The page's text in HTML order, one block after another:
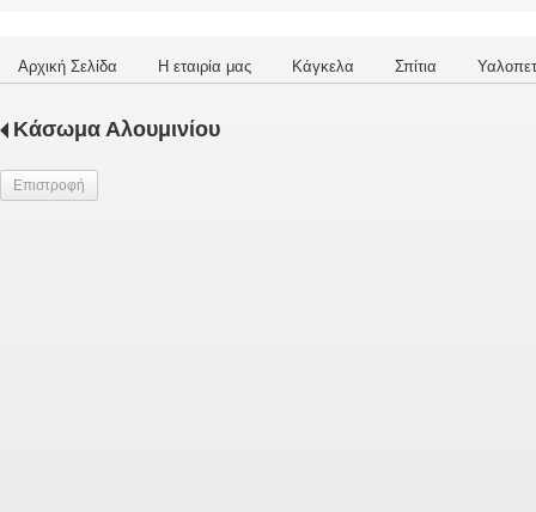
Αρχική Σελίδα Η εταιρία μας Κάγκελα Σπίτια
Κάσωμα Αλουμινίου
Επιστροφή